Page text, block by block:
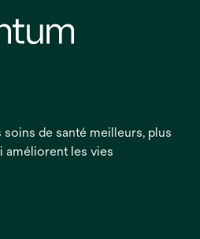
de santé meilleurs, plus
améliorent les vies